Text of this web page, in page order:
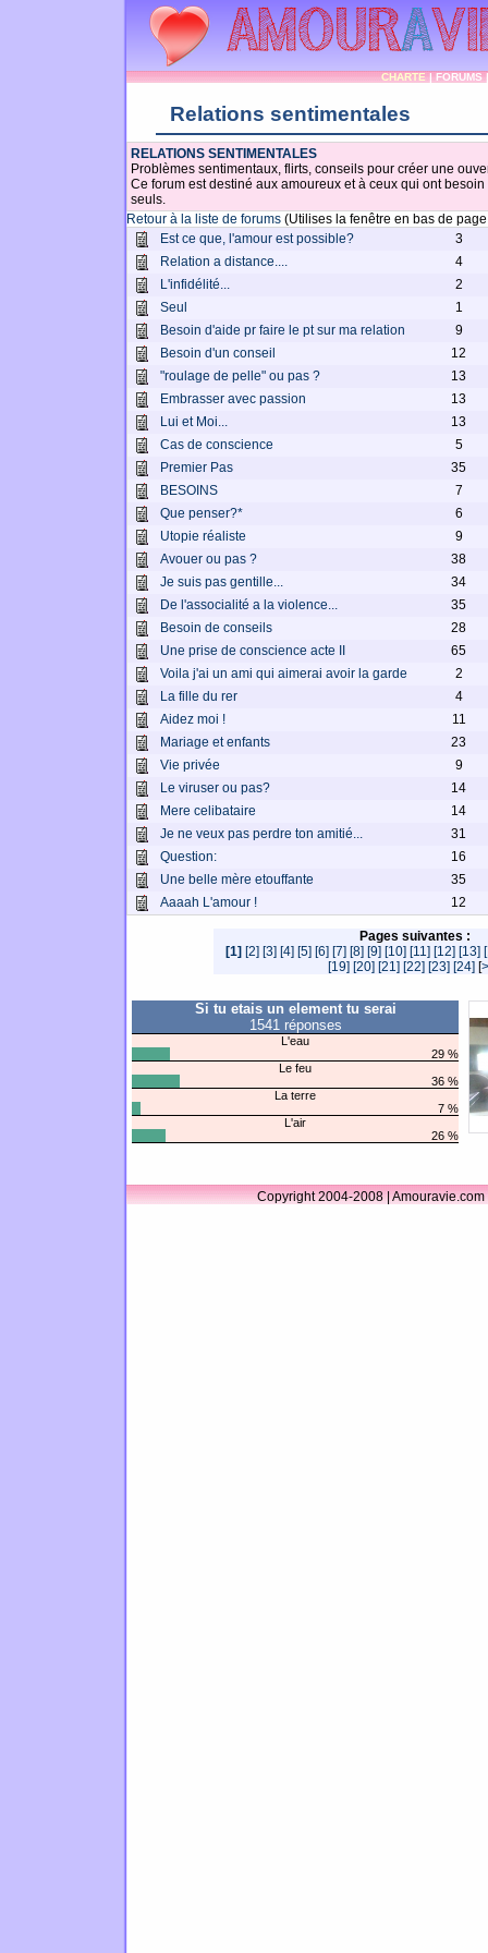
CHARTE|FORUMS
Relations sentimentales
RELATIONS SENTIMENTALES
Problèmes sentimentaux, flirts, conseils pour créer une
Ce forum est destiné aux amoureux et à ceux qui ont
seuls.
Retour à la liste de forums (Utilises la fenêtre en bas de
Est ce que, l'amour est possible?
3
Relation a distance....
4
L'infidélité...
2
Seul
1
Besoin d'aide pr faire le pt sur ma relation
9
Besoin d'un conseil
12
"roulage de pelle" ou pas ?
13
Embrasser avec passion
13
Lui et Moi...
13
Cas de conscience
5
Premier Pas
35
BESOINS
7
Que penser?*
6
Utopie réaliste
9
Avouer ou pas ?
38
Je suis pas gentille...
34
De l'associalité a la violence...
35
Besoin de conseils
28
Une prise de conscience acte II
65
Voila j'ai un ami qui aimerai avoir la garde
2
La fille du rer
4
Aidez moi !
11
Mariage et enfants
23
Vie privée
9
Le viruser ou pas?
14
Mere celibataire
14
Je ne veux pas perdre ton amitié...
31
Question:
16
Une belle mère etouffante
35
Aaaah L'amour !
12
Pages suivantes :
[1] [2] [3] [4] [5] [6] [7] [8] [9] [10] [11] [12] [13]
[19] [20] [21] [22] [23] [24] [
Si tu etais un element tu serai
1541 réponses
L'eau
29 %
Le feu
36 %
La terre
7 %
L'air
26 %
Copyright 2004-2008 |